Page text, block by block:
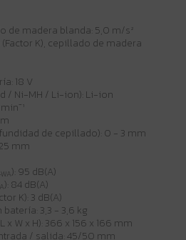
de madera blanda: 5,0 m/s²
K), cepillado de madera
18 V
/ Ni-MH / Li-ion): Li-ion
de cepillado): 0 - 3 mm
mm
WA ): 95 dB(A)
): 84 dB(A)
K): 3 dB(A)
3,3 - 3,6 kg
W x H): 366 x 156 x 166 mm
/ salida: 45/50 mm